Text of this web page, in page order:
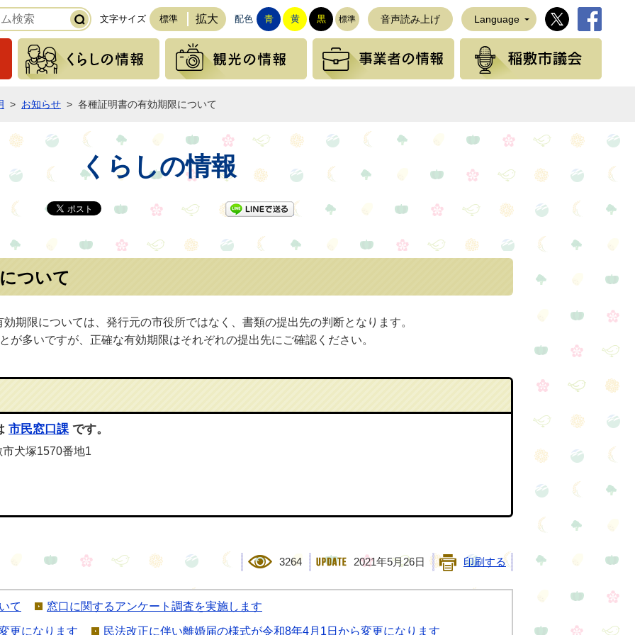
文字サイズ 標準 拡大 配色 青 黄 黒 標準 音声読み上げ Language 稲敷市公式
緊急の情報 くらしの情報 観光の情報 事業者の情報
> お知らせ > 各種証明書の有効期限について
くらしの情報
LINEで送る
ついて
期限については、発行元の市役所ではなく、書類の提出先の判断となります。
が多いですが、正確な有効期限はそれぞれの提出先にご確認ください。
市民窓口課 です。
犬塚1570番地1
3264 2021年5月26日 印刷する
て 窓口に関するアンケート調査を実施します
更になります 民法改正に伴い離婚届の様式が令和8年4月1日から変更になります